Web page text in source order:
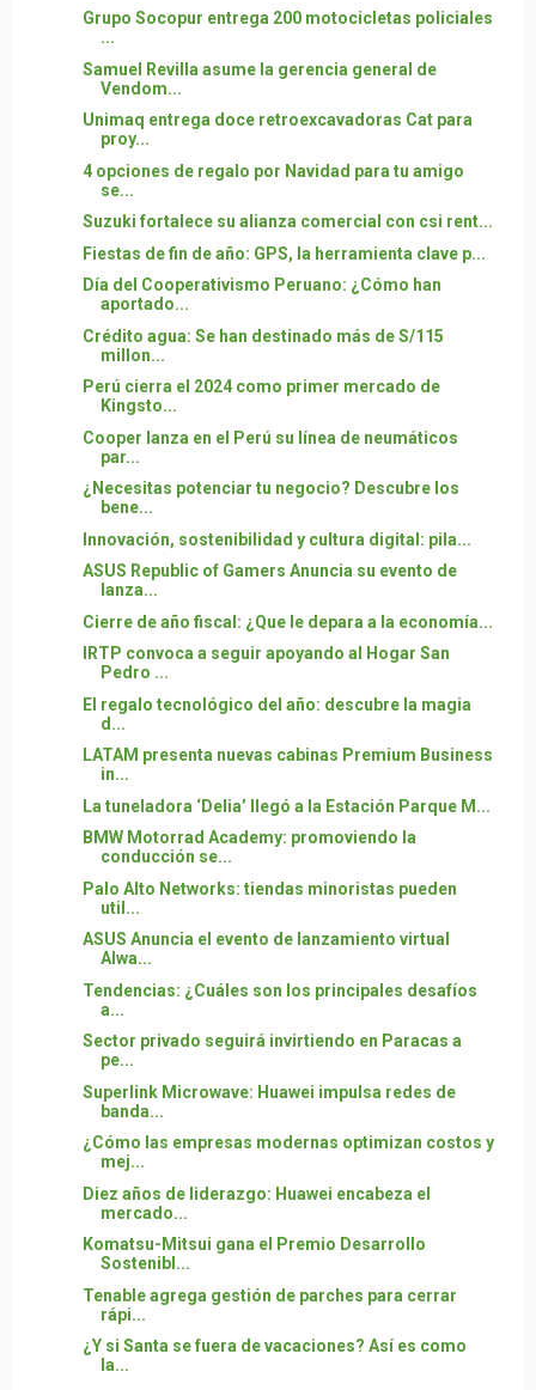
Grupo Socopur entrega 200 motocicletas policiales
...
Samuel Revilla asume la gerencia general de
Vendom...
Unimaq entrega doce retroexcavadoras Cat para
proy...
4 opciones de regalo por Navidad para tu amigo
se...
Suzuki fortalece su alianza comercial con csi rent...
Fiestas de fin de año: GPS, la herramienta clave p...
Día del Cooperativismo Peruano: ¿Cómo han
aportado...
Crédito agua: Se han destinado más de S/115
millon...
Perú cierra el 2024 como primer mercado de
Kingsto...
Cooper lanza en el Perú su línea de neumáticos
par...
¿Necesitas potenciar tu negocio? Descubre los
bene...
Innovación, sostenibilidad y cultura digital: pila...
ASUS Republic of Gamers Anuncia su evento de
lanza...
Cierre de año fiscal: ¿Que le depara a la economía...
IRTP convoca a seguir apoyando al Hogar San
Pedro ...
El regalo tecnológico del año: descubre la magia
d...
LATAM presenta nuevas cabinas Premium Business
in...
La tuneladora ‘Delia’ llegó a la Estación Parque M...
BMW Motorrad Academy: promoviendo la
conducción se...
Palo Alto Networks: tiendas minoristas pueden
util...
ASUS Anuncia el evento de lanzamiento virtual
Alwa...
Tendencias: ¿Cuáles son los principales desafíos
a...
Sector privado seguirá invirtiendo en Paracas a
pe...
Superlink Microwave: Huawei impulsa redes de
banda...
¿Cómo las empresas modernas optimizan costos y
mej...
Diez años de liderazgo: Huawei encabeza el
mercado...
Komatsu-Mitsui gana el Premio Desarrollo
Sostenibl...
Tenable agrega gestión de parches para cerrar
rápi...
¿Y si Santa se fuera de vacaciones? Así es como
la...